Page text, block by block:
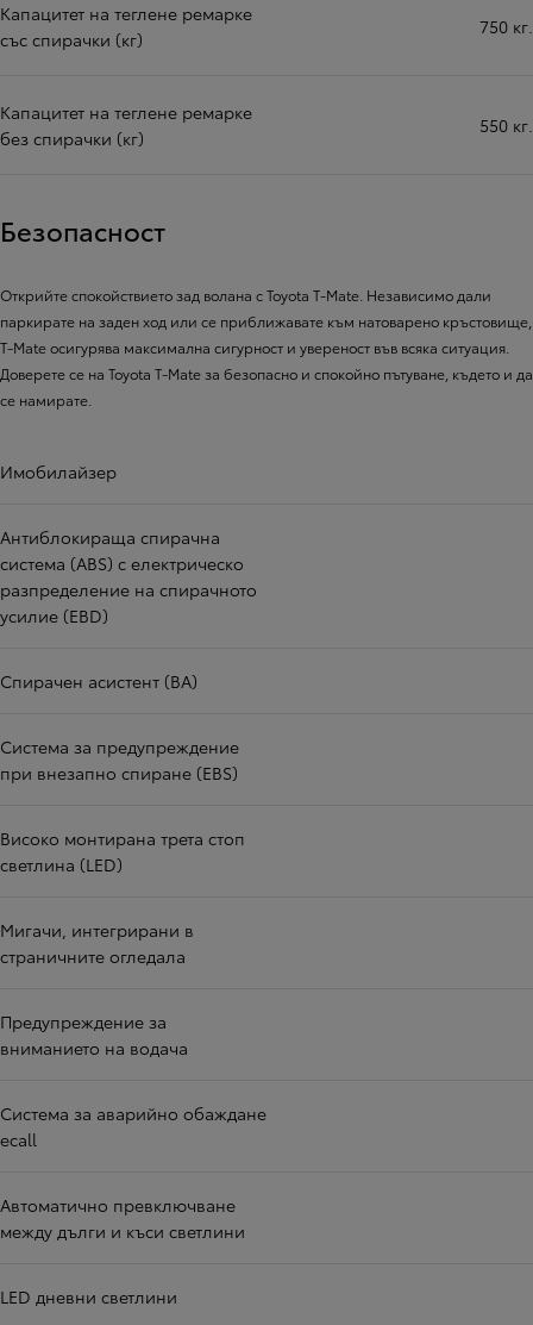
Капацитет на теглене ремарке
със спирачки (кг)
750 кг.
Капацитет на теглене ремарке
без спирачки (кг)
550 кг.
Безопасност
Открийте спокойствието зад волана с Toyota T-Mate. Независимо дали
паркирате на заден ход или се приближавате към натоварено кръстовище,
T-Mate осигурява максимална сигурност и увереност във всяка ситуация.
Доверете се на Toyota T-Mate за безопасно и спокойно пътуване, където и да
се намирате.
Имобилайзер
Антиблокираща спирачна
система (ABS) с електрическо
разпределение на спирачното
усилие (EBD)
Спирачен асистент (BA)
Система за предупреждение
при внезапно спиране (EBS)
Високо монтирана трета стоп
светлина (LED)
Мигачи, интегрирани в
страничните огледала
Предупреждение за
вниманието на водача
Система за аварийно обаждане
ecall
Автоматично превключване
между дълги и къси светлини
LED дневни светлини